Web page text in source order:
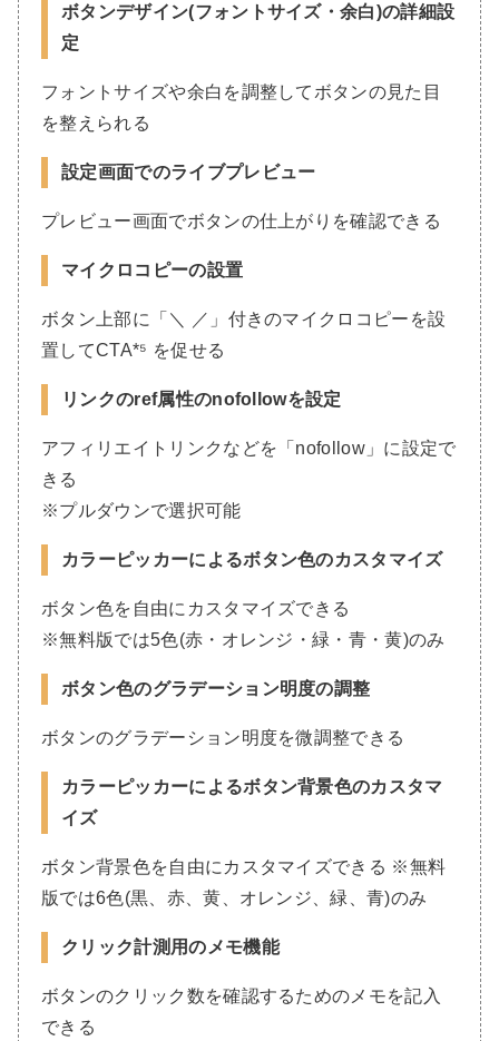
ボタンデザイン(フォントサイズ・余白)の詳細設
定
フォントサイズや余白を調整してボタンの見た目
を整えられる
設定画面でのライブプレビュー
プレビュー画面でボタンの仕上がりを確認できる
マイクロコピーの設置
ボタン上部に「＼ ／」付きのマイクロコピーを設
置してCTA*⁵ を促せる
リンクのref属性のnofollowを設定
アフィリエイトリンクなどを「nofollow」に設定で
きる
※プルダウンで選択可能
カラーピッカーによるボタン色のカスタマイズ
ボタン色を自由にカスタマイズできる
※無料版では5色(赤・オレンジ・緑・青・黄)のみ
ボタン色のグラデーション明度の調整
ボタンのグラデーション明度を微調整できる
カラーピッカーによるボタン背景色のカスタマ
イズ
ボタン背景色を自由にカスタマイズできる ※無料
版では6色(黒、赤、黄、オレンジ、緑、青)のみ
クリック計測用のメモ機能
ボタンのクリック数を確認するためのメモを記入
できる